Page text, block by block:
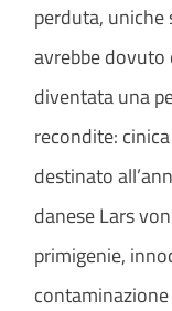
perduta, uniche
avrebbe dovuto
diventata una
recondite:
destinato
danese Lars
primigenie,